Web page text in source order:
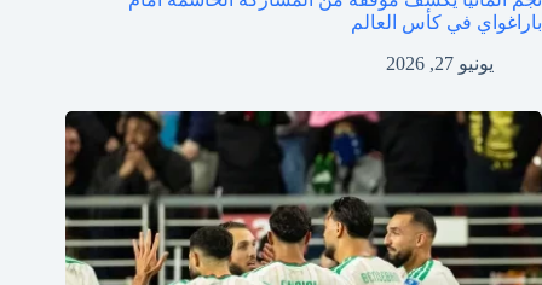
باراغواي في كأس العالم
يونيو 27, 2026